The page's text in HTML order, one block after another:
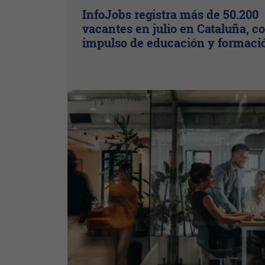
InfoJobs registra más de 50.200
vacantes en julio en Cataluña,
impulso de educación y